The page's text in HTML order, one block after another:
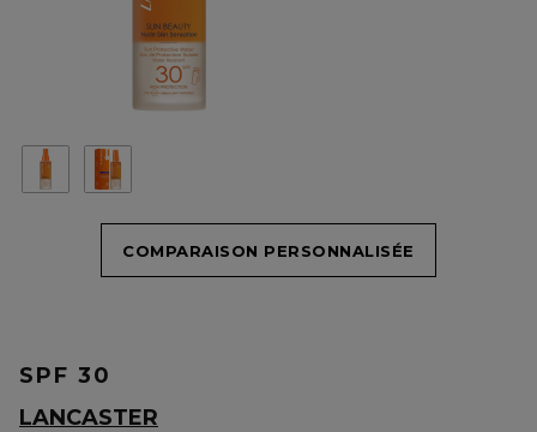
COMPARAISON PERSONNALISÉE
SPF 30
LANCASTER